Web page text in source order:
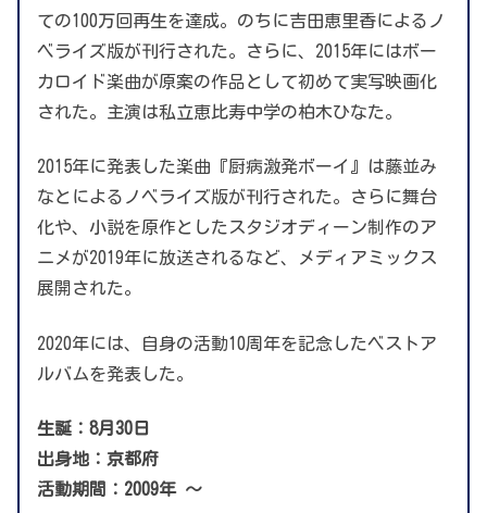
ての100万回再生を達成。のちに吉田恵里香によるノ
ベライズ版が刊行された。さらに、2015年にはボー
カロイド楽曲が原案の作品として初めて実写映画化
された。主演は私立恵比寿中学の柏木ひなた。
2015年に発表した楽曲『厨病激発ボーイ』は藤並み
なとによるノベライズ版が刊行された。さらに舞台
化や、小説を原作としたスタジオディーン制作のア
ニメが2019年に放送されるなど、メディアミックス
展開された。
2020年には、自身の活動10周年を記念したベストア
ルバムを発表した。
生誕：8月30日
出身地：京都府
活動期間：2009年 〜